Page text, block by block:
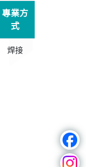
專業方
式
焊接